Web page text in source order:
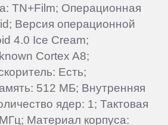
TN+Film; Операционная
Версия операционной
4.0 Ice Cream;
Cortex A8;
Есть;
512 МБ; Внутренняя
ядер: 1; Тактовая
Материал корпуса: